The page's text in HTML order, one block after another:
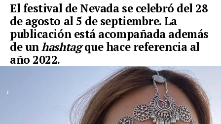
El festival de Nevada se celebró del 28
de agosto al 5 de septiembre. La
publicación está acompañada además
de un hashtagque hace referencia al
año 2022.